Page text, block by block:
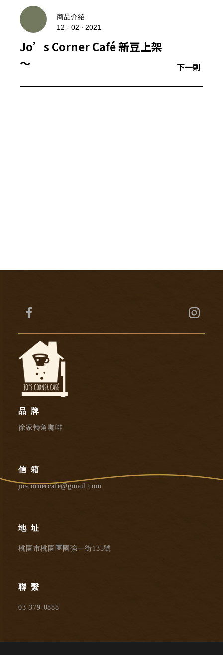
商品介紹
12 - 02 ‧ 2021
Jo’s Corner Café 新豆上架
～
下一則
品牌
徐家轉角咖啡
信箱
joscornercafe@gmail.com
地址
桃園市桃園區國強一街135號
聯繫
03-379-0888